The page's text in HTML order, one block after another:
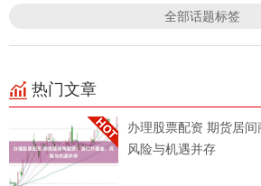
全部话题标签
热门文章
办理股票配资 期货居间
风险与机遇并存